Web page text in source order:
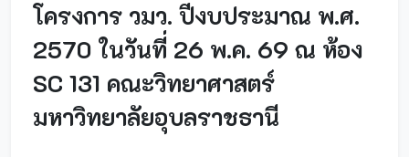
โครงการ วมว. ปีงบประมาณ พ.ศ.
2570 ในวันที่ 26 พ.ค. 69 ณ ห้อง
SC 131 คณะวิทยาศาสตร์
มหาวิทยาลัยอุบลราชธานี